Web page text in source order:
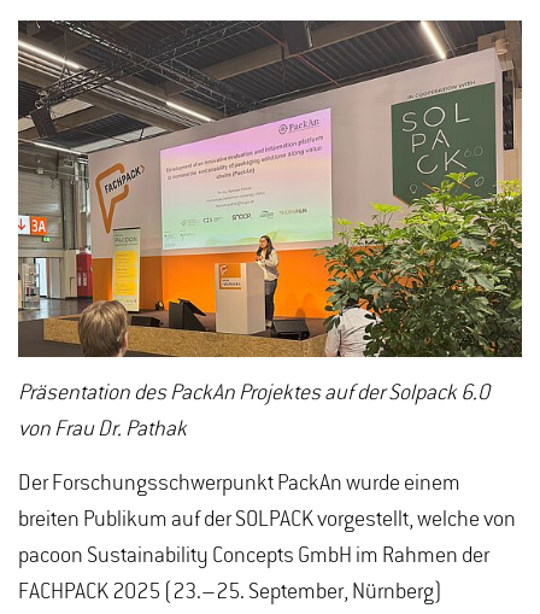
Präsentation des PackAn Projektes auf der Solpack 6.0
von Frau Dr. Pathak
Der Forschungsschwerpunkt PackAn wurde einem
breiten Publikum auf der SOLPACK vorgestellt, welche von
pacoon Sustainability Concepts GmbH im Rahmen der
FACHPACK 2025 (23.–25. September, Nürnberg)